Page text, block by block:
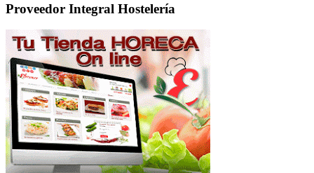
Proveedor Integral Hostelería